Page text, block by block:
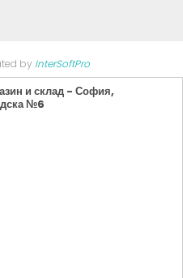
by InterSoftPro
и склад - София,
№6